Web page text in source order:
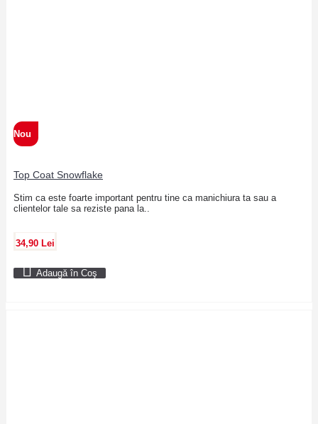
Nou
Top Coat Snowflake
Stim ca este foarte important pentru tine ca manichiura ta sau a
clientelor tale sa reziste pana la..
34,90 Lei
Adaugă în Coş